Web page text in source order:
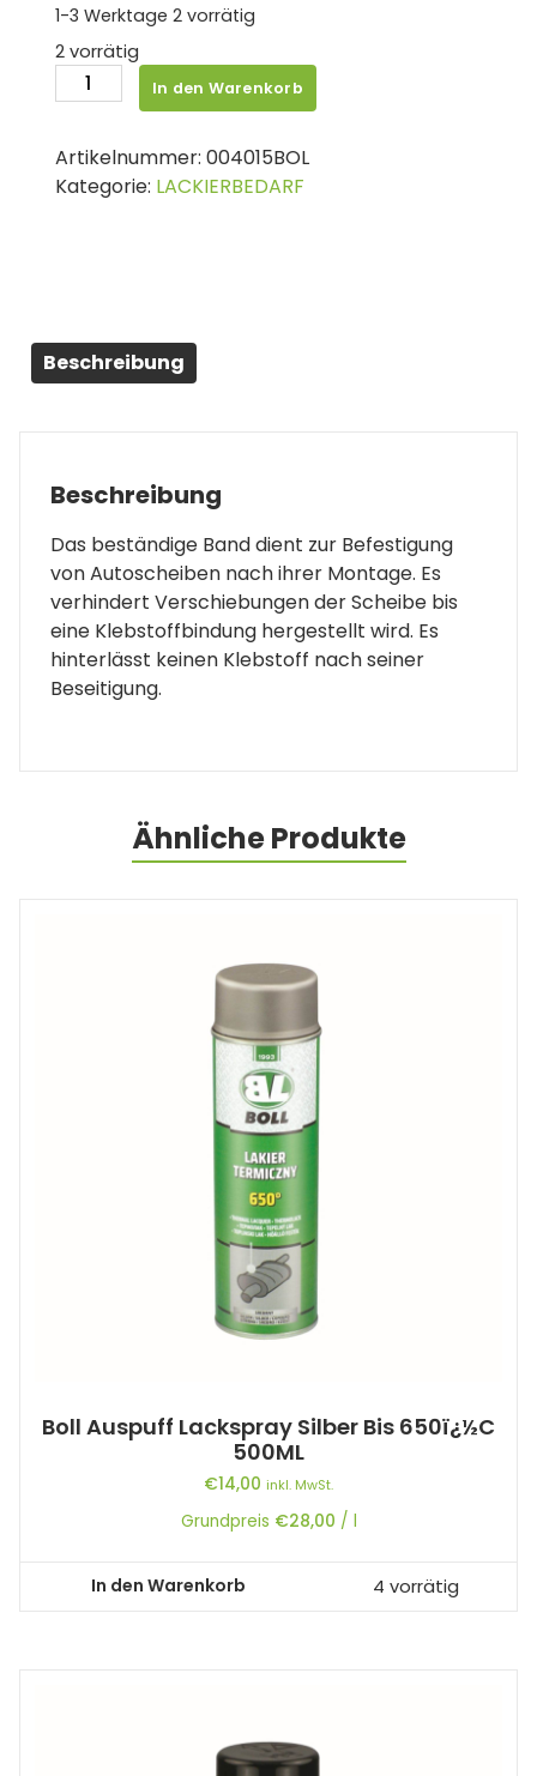
1-3 Werktage 2 vorrätig
2 vorrätig
BOLL
Klebeband
beständig
50mm
In den Warenkorb
Artikelnummer: 004015BOL
Kategorie: LACKIERBEDARF
Beschreibung
Beschreibung
Das beständige Band dient zur Befestigung
von Autoscheiben nach ihrer Montage. Es
verhindert Verschiebungen der Scheibe bis
eine Klebstoffbindung hergestellt wird. Es
hinterlässt keinen Klebstoff nach seiner
Beseitigung.
Ähnliche Produkte
Boll Auspuff Lackspray Silber Bis 650ï¿½C
500ML
€14,00 inkl. MwSt.
Grundpreis €28,00 / l
In den Warenkorb 4 vorrätig